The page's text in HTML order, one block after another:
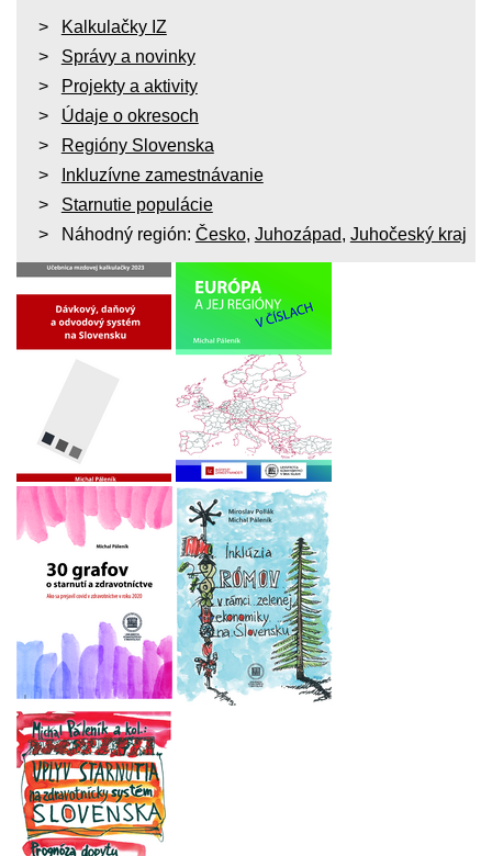
Kalkulačky IZ
Správy a novinky
Projekty a aktivity
Údaje o okresoch
Regióny Slovenska
Inkluzívne zamestnávanie
Starnutie populácie
Náhodný región: Česko, Juhozápad, Juhočeský kraj